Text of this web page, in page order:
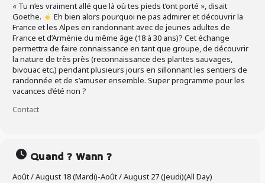
« Tu n’es vraiment allé que là où tes pieds t’ont porté », disait
Goethe.
Eh bien alors pourquoi ne pas admirer et découvrir la
France et les Alpes en randonnant avec de jeunes adultes de
France et d’Arménie du même âge (18 à 30 ans)? Cet échange
permettra de faire connaissance en tant que groupe, de découvrir
la nature de très près (reconnaissance des plantes sauvages,
bivouac etc.) pendant plusieurs jours en sillonnant les sentiers de
randonnée et de s’amuser ensemble. Super programme pour les
vacances d’été non ?
Contact
Quand ? Wann ?
Août / August 18 (Mardi)-Août / August 27 (Jeudi)(All Day)